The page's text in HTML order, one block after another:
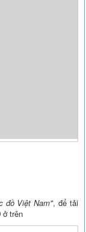
đồ Việt Nam", để tải
ở trên